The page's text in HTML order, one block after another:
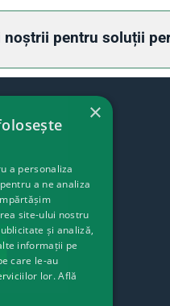
noștrii pentru soluții
×
a personaliza
a ne analiza
site-ului nostru
și analiză,
informații pe
care le-au
lor.Află